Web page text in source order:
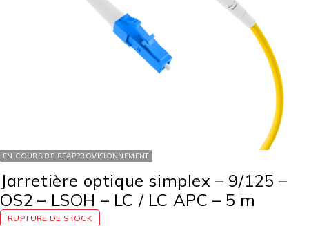
EN COURS DE RÉAPPROVISIONNEMENT
Jarretière optique simplex – 9/125 –
OS2 – LSOH – LC / LC APC – 5 m
RUPTURE DE STOCK